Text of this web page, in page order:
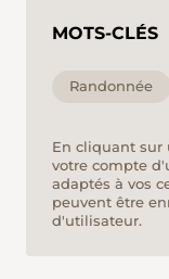
MOTS-CLÉS
Randonnée
En cliquant sur
votre compte
adaptés à vos
peuvent être
d'utilisateur.